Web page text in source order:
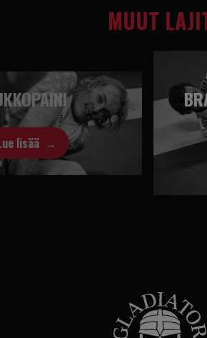
MUUT
BRASILIALAINEN